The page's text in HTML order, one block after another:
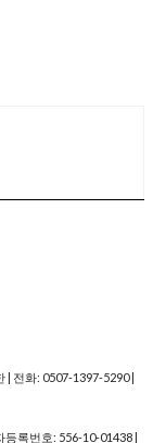
| 전화: 0507-1397-5290 |
등록번호: 556-10-01438 |